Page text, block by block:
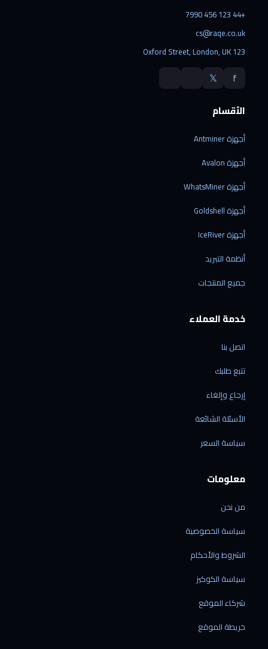
+44 123 456 7990
cs@raqe.co.uk
123 Oxford Street, London, UK
f
𝕏
الأقسام
أجهزة Antminer
أجهزة Avalon
أجهزة WhatsMiner
أجهزة Goldshell
أجهزة IceRiver
أنظمة التبريد
جميع المنتجات
خدمة العملاء
اتصل بنا
تتبع طلبك
إرجاع وإلغاء
الأسئلة الشائعة
سياسة السعر
معلومات
من نحن
سياسة الخصوصية
الشروط والأحكام
سياسة الكوكيز
شركاء الموقع
خريطة الموقع